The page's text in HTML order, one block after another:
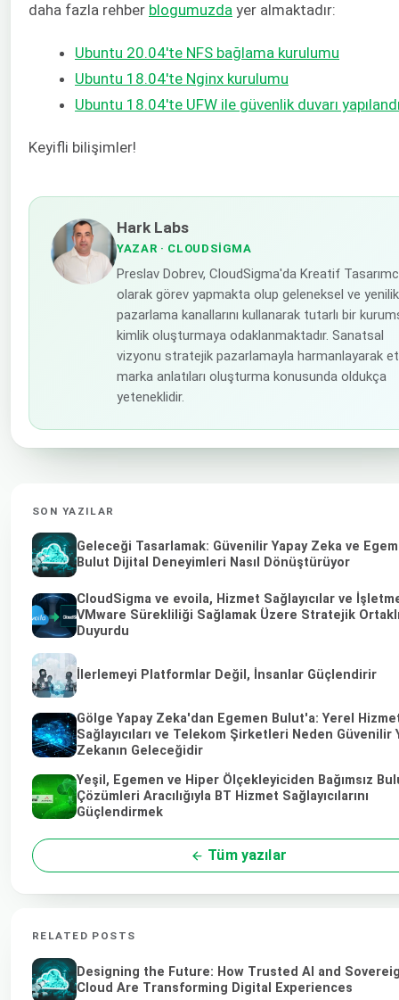
daha fazla rehber blogumuzda yer almaktadır:
Ubuntu 20.04'te NFS bağlama kurulumu
Ubuntu 18.04'te Nginx kurulumu
Ubuntu 18.04'te UFW ile güvenlik duvarı
Keyifli bilişimler!
Hark Labs
YAZAR · CLOUDSIGMA
Preslav Dobrev, CloudSigma'da Kreatif
olarak görev yapmakta olup geleneksel ve
pazarlama kanallarını kullanarak tutarlı bir
kimlik oluşturmaya odaklanmaktadır. Sanatsal
vizyonu stratejik pazarlamayla harmanlayarak
marka anlatıları oluşturma konusunda oldukça
yeteneklidir.
SON YAZILAR
Geleceği Tasarlamak: Güvenilir Yapay Zeka ve
Bulut Dijital Deneyimleri Nasıl Dönüştürüyor
CloudSigma ve evoila, Hizmet Sağlayıcılar ve
VMware Sürekliliği Sağlamak Üzere Stratejik
Duyurdu
İlerlemeyi Platformlar Değil, İnsanlar Güçlendirir
Gölge Yapay Zeka'dan Egemen Bulut'a: Yerel
Sağlayıcıları ve Telekom Şirketleri Neden Güvenilir
Zekanın Geleceğidir
Yeşil, Egemen ve Hiper Ölçekleyiciden Bağımsız
Çözümleri Aracılığıyla BT Hizmet Sağlayıcılarını
Güçlendirmek
Tüm yazılar
RELATED POSTS
Designing the Future: How Trusted AI and
Cloud Are Transforming Digital Experiences